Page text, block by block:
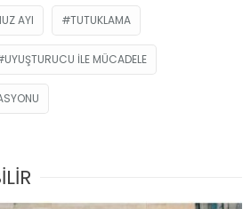
AYI TUTUKLAMA
UYUŞTURUCU ILE MÜCADELE